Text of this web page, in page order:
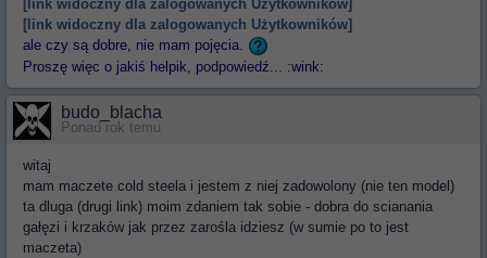
[link widoczny dla zalogowanych Użytkowników]
[link widoczny dla zalogowanych Użytkowników]
ale czy są dobre, nie mam pojęcia.
Proszę więc o jakiś helpik, podpowiedź... :wink:
budo_blacha
Ponad rok temu
witaj
mam maczete cold steela i jestem z niej zadowolony (nie ten model)
ta dluga (drugi link) moim zdaniem tak sobie - dobra do scianania
gałęzi i krzaków jak przez zarośla idziesz (w sumie po to jest
maczeta)